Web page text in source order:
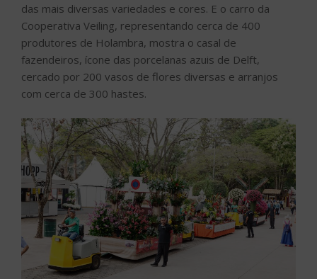
das mais diversas variedades e cores. E o carro da
Cooperativa Veiling, representando cerca de 400
produtores de Holambra, mostra o casal de
fazendeiros, ícone das porcelanas azuis de Delft,
cercado por 200 vasos de flores diversas e arranjos
com cerca de 300 hastes.